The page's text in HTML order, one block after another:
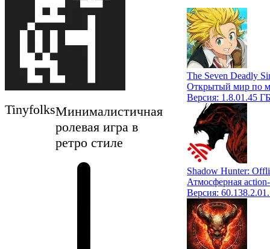
TinyfolksМинималистичная
ролевая игра в
ретро стиле
The Seven Deadly
Открытый мир по
Версия: 1.8.01.45
Shadow Hunter:
Атмосферная
Версия: 60.138.2.0